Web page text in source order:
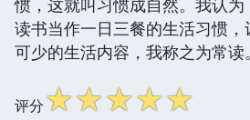
惯，这就叫习惯成自然。我认
读书当作一日三餐的生活习惯
可少的生活内容，我称之为常读。
评分☆☆☆☆☆